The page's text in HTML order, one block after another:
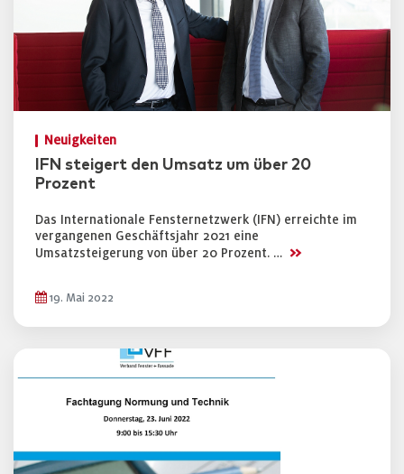
Neuigkeiten
IFN steigert den Umsatz um über 20
Prozent
Das Internationale Fensternetzwerk (IFN) erreichte im
vergangenen Geschäftsjahr 2021 eine
Umsatzsteigerung von über 20 Prozent. … >>
19. Mai 2022